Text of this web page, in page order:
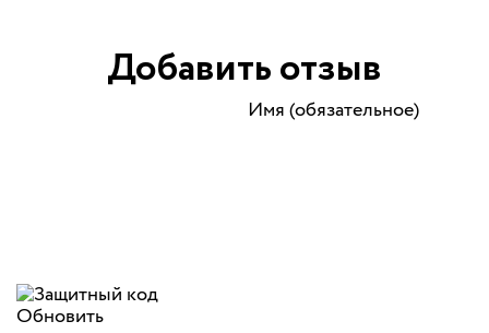
Добавить отзыв
Имя (обязательное)
Обновить